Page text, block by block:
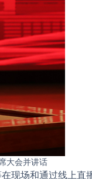
大会并讲话
场和通过线上直